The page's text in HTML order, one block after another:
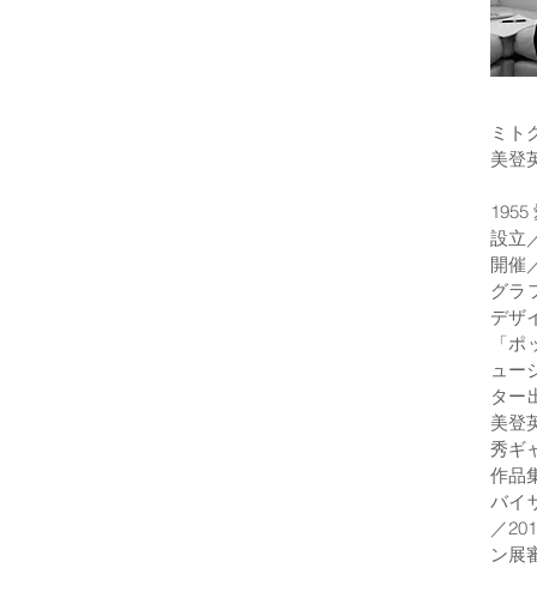
ミト
美登
設立
開催
グラ
デザ
「
ュー
ター
美登
秀ギ
作品
バイ
／
ン展